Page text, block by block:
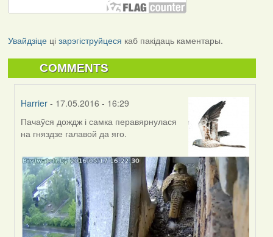
Увайдзіцеці зарэгіструйцеся каб пакідаць каментары.
COMMENTS
Harrier - 17.05.2016 - 16:29
In
reply
by
Harrier
Пачаўся дождж і самка перавярнулася
на гняздзе галавой да яго.